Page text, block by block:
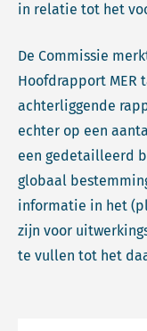
in relatie tot het
De Commissie
Hoofdrapport MER
achterliggende
echter op een
een gedetailleerd
globaal
informatie in het
zijn voor
te vullen tot het